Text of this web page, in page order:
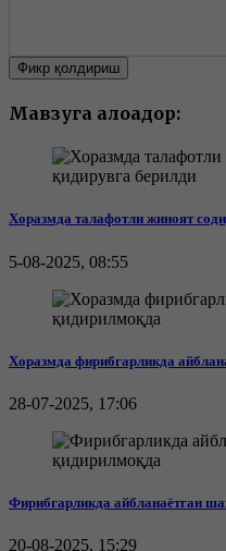
Фикр қолдириш
Мавзуга алоқадор:
Хоразмда талафотли жиноят
5-08-2025, 08:55
Хоразмда фирибгарликда
28-07-2025, 17:06
Фирибгарликда айбланаётган
20-08-2025, 15:29